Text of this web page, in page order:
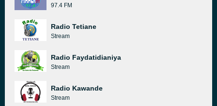
97.4 FM
Radio Tetiane
Stream
Radio Faydatidianiya
Stream
Radio Kawande
Stream